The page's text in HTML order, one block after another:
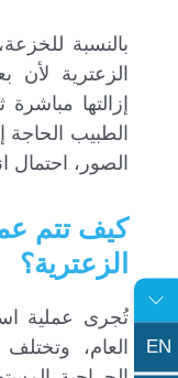
بالنسبة
الزعترية لأن
إزالتها
الطبيب
الصور، احتمال
كيف تتم
الزعترية؟
تُجرى عملية
العام،
EN